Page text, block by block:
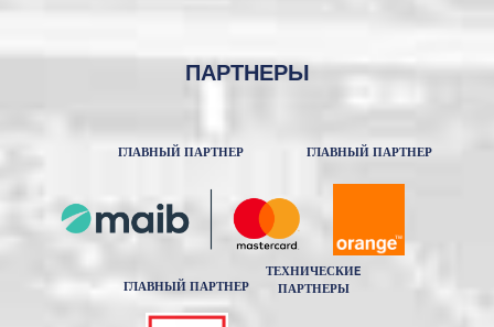
ПАРТНЕРЫ
ГЛАВНЫЙ ПАРТНЕР ГЛАВНЫЙ ПАРТНЕР
ГЛАВНЫЙ ПАРТНЕР
ТЕХНИЧЕСКИE
ПАРТНЕРЫ